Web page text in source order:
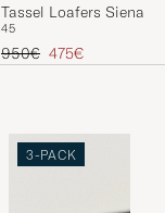
Tassel Loafers Siena
45
Regulärer Preis
950€ Reduzierter Preis
475€
3-PACK